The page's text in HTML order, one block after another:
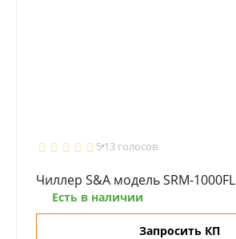
5 13 голосов
Чиллер S&A модель SRM-1000FL
Есть в наличии
Запросить КП